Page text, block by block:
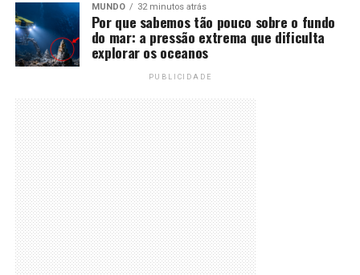
MUNDO 32 minutos atrás
Por que sabemos tão pouco sobre o fundo
do mar: a pressão extrema que dificulta
explorar os oceanos
PUBLICIDADE